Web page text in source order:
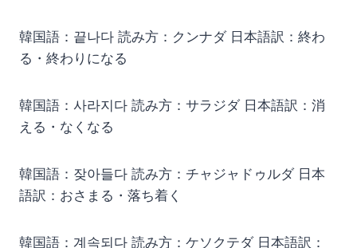
韓国語：끝나다 読み方：クンナダ 日本語訳：終わ
る・終わりになる
韓国語：사라지다 読み方：サラジダ 日本語訳：消
える・なくなる
韓国語：잦아들다 読み方：チャジャドゥルダ 日本
語訳：おさまる・落ち着く
韓国語：계속되다 読み方：ケソクテダ 日本語訳：